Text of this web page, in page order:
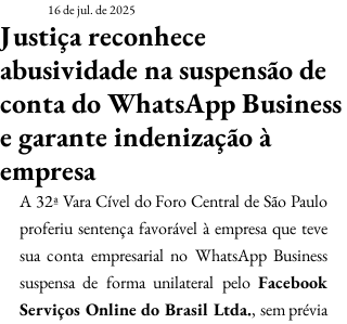
Justiça reconhece
abusividade na suspensão de
conta do WhatsApp Business
e garante indenização à
empresa
16 de jul. de 2025
A 32ª Vara Cível do Foro Central de São Paulo
proferiu sentença favorável à empresa que teve
sua conta empresarial no WhatsApp Business
suspensa de forma unilateral pelo Facebook
Serviços Online do Brasil Ltda., sem prévia